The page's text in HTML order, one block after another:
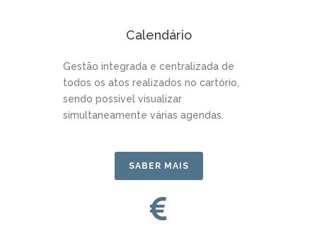
Calendário
Gestão integrada e centralizada de
todos os atos realizados no cartório,
sendo possível visualizar
simultaneamente várias agendas.
SABER MAIS